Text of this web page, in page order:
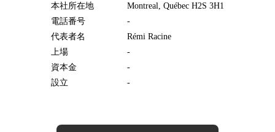
本社所在地
Montreal, Québec H2S 3H1
電話番号
-
代表者名
Rémi Racine
上場
-
資本金
-
設立
-